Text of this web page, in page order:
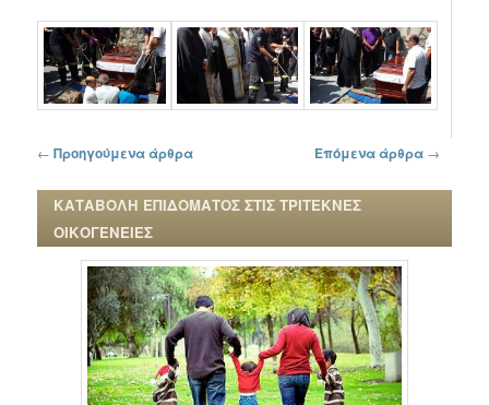
Πλοήγηση στα άρθρα
← Προηγούμενα άρθρα Επόμενα άρθρα →
ΚΑΤΑΒΟΛΗ ΕΠΙΔΟΜΑΤΟΣ ΣΤΙΣ ΤΡΙΤΕΚΝΕΣ
ΟΙΚΟΓΕΝΕΙΕΣ